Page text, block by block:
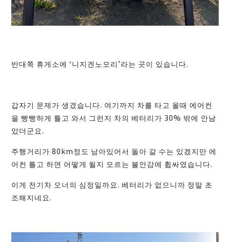
반대쪽 휴게소에 ‘니지겐노모리’라는 곳이 있습니다.
갑자기 문제가 생겼습니다. 여기까지 차를 타고 올때 에어컨
을 빵빵하게 틀고 와서 그런지 차의 베터리가 30% 밖에 안남
았더군요.
주행거리가 80km정도 남아있어서 돌아 갈 수는 있겠지만 에
어컨 틀고 하면 어떻게 될지 모르는 불안감에 휩싸였습니다.
이게 전기차 오너의 심정일까요. 베터리가 없으니까 정말 초
조해지네요.